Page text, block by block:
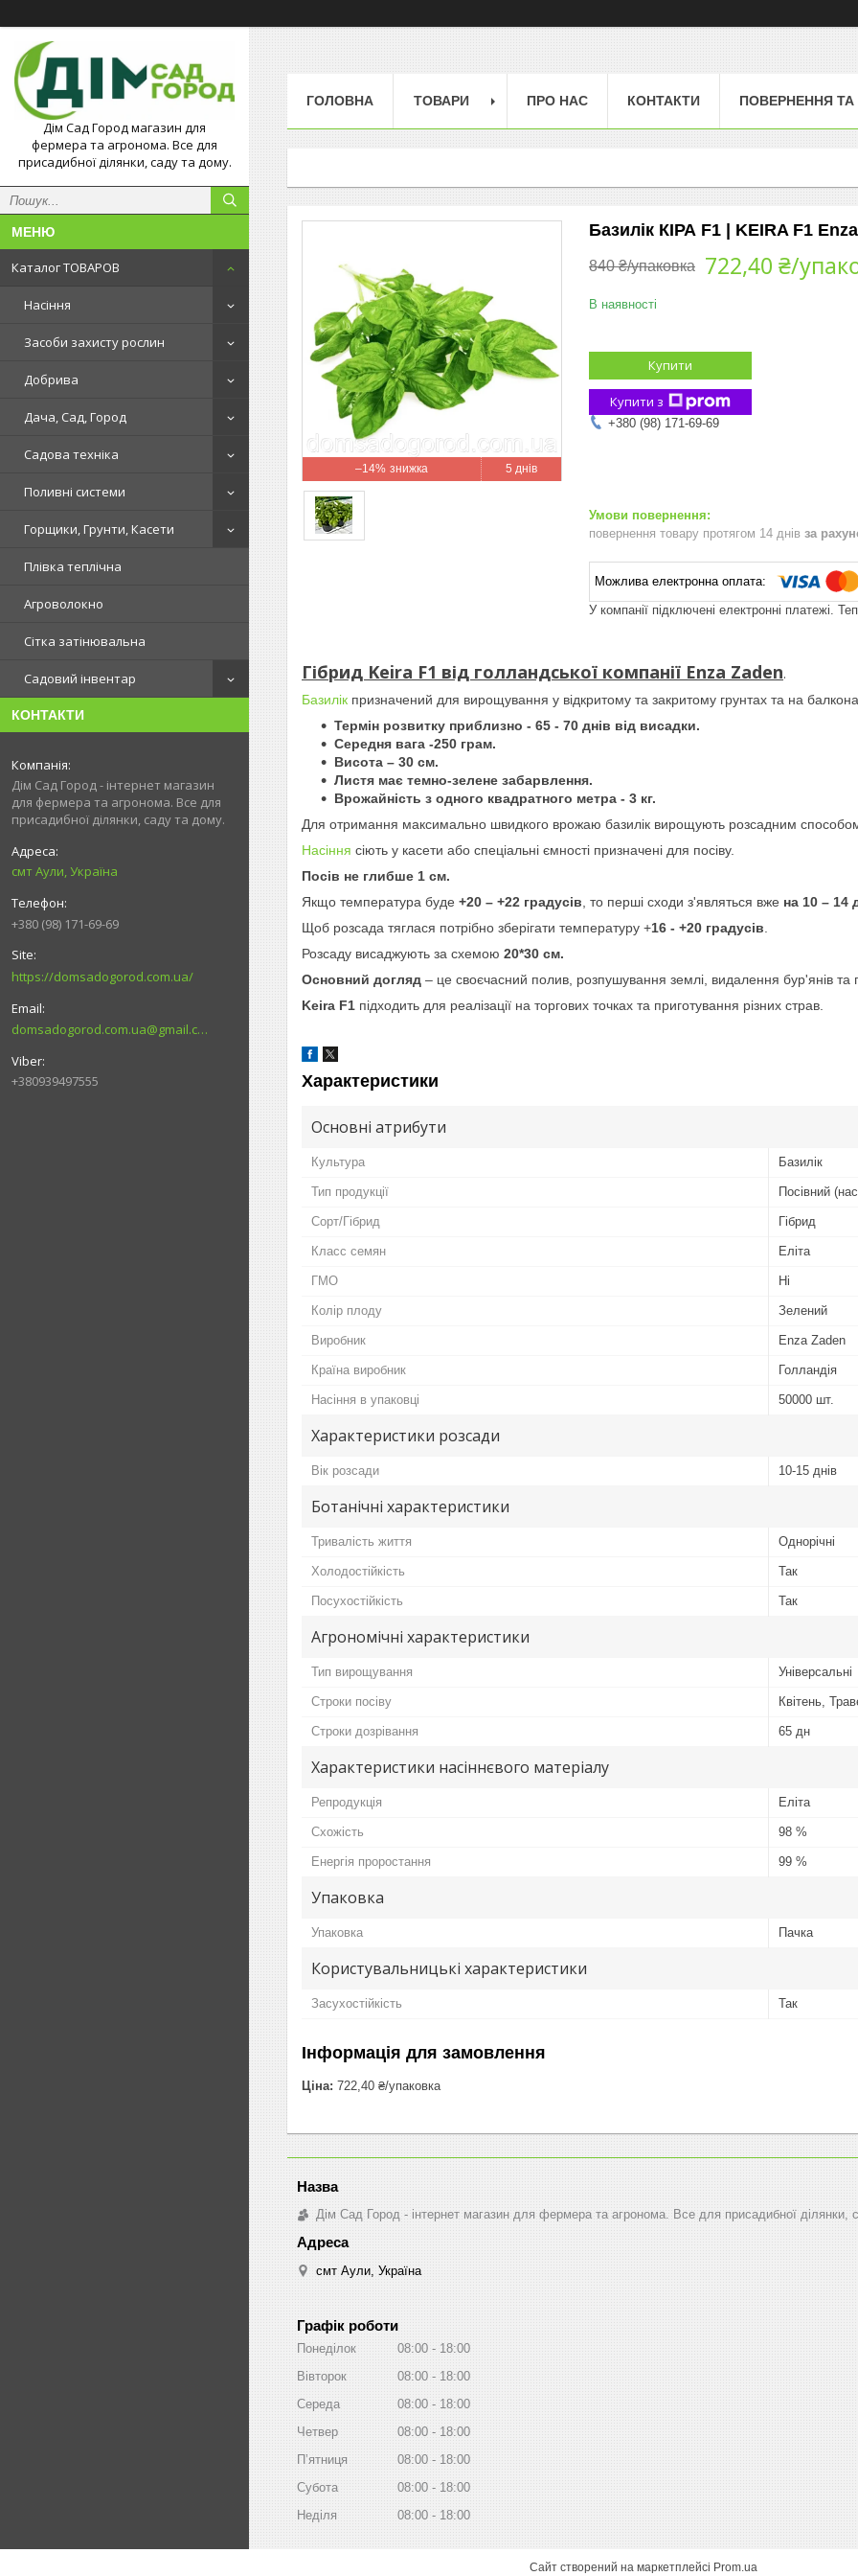
Дім Сад Город магазин для
фермера та агронома. Все для
присадибної ділянки, саду та дому.
Каталог ТОВАРОВ
Насіння
Засоби захисту рослин
Добрива
Дача, Сад, Город
Садова техніка
Поливні системи
Горщики, Грунти, Касети
Плівка теплічна
Агроволокно
Сітка затінювальна
Садовий інвентар
КОНТАКТИ
Дім Сад Город - інтернет магазин
для фермера та агронома. Все для
присадибної ділянки, саду та дому.
смт Аули, Україна
+380 (98) 171-69-69
https://domsadogorod.com.ua/
domsadogorod.com.ua@gmail.com
+380939497555
ГОЛОВНА ТОВАРИ ПРО НАС КОНТАКТИ ПОВЕРНЕННЯ ТА
–14% 5 днів
Базилік КІРА F1 | KEIRA F1
840 ₴/упаковка 722,40 ₴/
В наявності
Купити
Купити з
+380 (98) 171-69-69
повернення товару протягом 14 днів за
У компанії підключені електронні платежі.
Гібрид Keira F1 від голландської компанії Enza Zaden.
Базилік призначений для вирощування у відкритому та закритому грунтах та на
Термін розвитку приблизно - 65 - 70 днів від висадки.
Середня вага -250 грам.
Висота – 30 см.
Листя має темно-зелене забарвлення.
Врожайність з одного квадратного метра - 3 кг.
Для отримання максимально швидкого врожаю базилік вирощують розсадним
Насіння сіють у касети або спеціальні ємності призначені для посіву.
Посів не глибше 1 см.
Якщо температура буде +20 – +22 градусів , то перші сходи з'являться вже на 10 – 14
Щоб розсада тяглася потрібно зберігати температуру +16 - +20 градусів
Розсаду висаджують за схемою 20*30 см.
Основний догляд – це своєчасний полив, розпушування землі, видалення бур'янів та
Keira F1 підходить для реалізації на торгових точках та приготування різних страв.
Характеристики
Основні атрибути
Культура Базилік
Тип продукції Посівний
Сорт/Гібрид Гібрид
Класс семян Еліта
ГМО Ні
Колір плоду Зелений
Виробник Enza Zaden
Країна виробник Голландія
Насіння в упаковці 50000 шт.
Характеристики розсади
Вік розсади 10-15 днів
Ботанічні характеристики
Тривалість життя Однорічні
Холодостійкість Так
Посухостійкість Так
Агрономічні характеристики
Тип вирощування Універсальні
Строки посіву Квітень,
Строки дозрівання 65 дн
Характеристики насіннєвого матеріалу
Репродукція Еліта
Схожість 98 %
Енергія проростання 99 %
Упаковка
Упаковка Пачка
Користувальницькі характеристики
Засухостійкість Так
Інформація для замовлення
Ціна: 722,40 ₴/упаковка
Дім Сад Город - інтернет магазин для фермера та агронома. Все для присадибної ділянки,
смт Аули, Україна
Графік роботи
Понеділок 08:00
18:00
Вівторок
08:00
18:00
Середа
08:00
18:00
Четвер
08:00
18:00
Пʼятниця
08:00
18:00
Субота
08:00
18:00
Неділя
08:00 18:00
Сайт створений на маркетплейсі Prom.ua